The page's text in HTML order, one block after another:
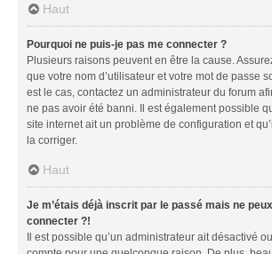
Haut
Pourquoi ne puis-je pas me connecter ?
Plusieurs raisons peuvent en être la cause.
que votre nom d’utilisateur et votre mot de passe
est le cas, contactez un administrateur du forum
ne pas avoir été banni. Il est également possible
site internet ait un problème de configuration et
la corriger.
Haut
Je m’étais déjà inscrit par le passé mais ne
connecter ?!
Il est possible qu’un administrateur ait désactivé